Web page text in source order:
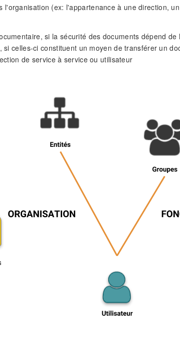
l'organisation (ex: l'appartenance à une direction,
si la sécurité des documents dépend
si celles-ci constituent un moyen de transférer un
de service à service ou utilisateur